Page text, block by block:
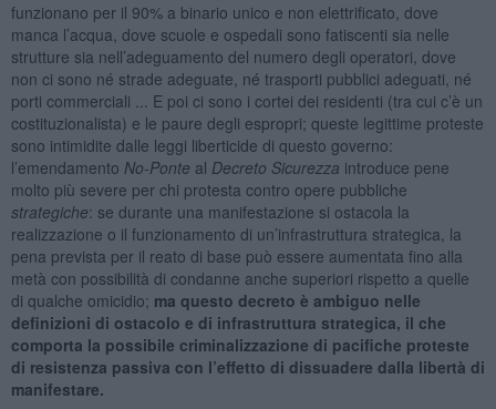
funzionano per il 90% a binario unico e non elettrificato, dove
manca l’acqua, dove scuole e ospedali sono fatiscenti sia nelle
strutture sia nell’adeguamento del numero degli operatori, dove
non ci sono né strade adeguate, né trasporti pubblici adeguati, né
porti commerciali ... E poi ci sono i cortei dei residenti (tra cui c’è un
costituzionalista) e le paure degli espropri; queste legittime proteste
sono intimidite dalle leggi liberticide di questo governo:
l’emendamento No-Ponte al Decreto Sicurezza introduce pene
molto più severe per chi protesta contro opere pubbliche
strategiche: se durante una manifestazione si ostacola la
realizzazione o il funzionamento di un’infrastruttura strategica, la
pena prevista per il reato di base può essere aumentata fino alla
metà con possibilità di condanne anche superiori rispetto a quelle
di qualche omicidio; ma questo decreto è ambiguo nelle
definizioni di ostacolo e di infrastruttura strategica, il che
comporta la possibile criminalizzazione di pacifiche proteste
di resistenza passiva con l’effetto di dissuadere dalla libertà di
manifestare.